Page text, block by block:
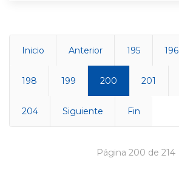
Inicio Anterior 195 196
198 199 200 201
204 Siguiente Fin
Página 200 de 214